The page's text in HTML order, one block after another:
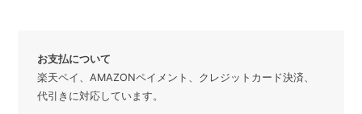
お支払について
楽天ペイ、AMAZONペイメント、クレジットカード決済、
代引きに対応しています。